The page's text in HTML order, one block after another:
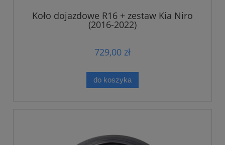
Koło dojazdowe R16 + zestaw Kia Niro
(2016-2022)
729,00 zł
do koszyka